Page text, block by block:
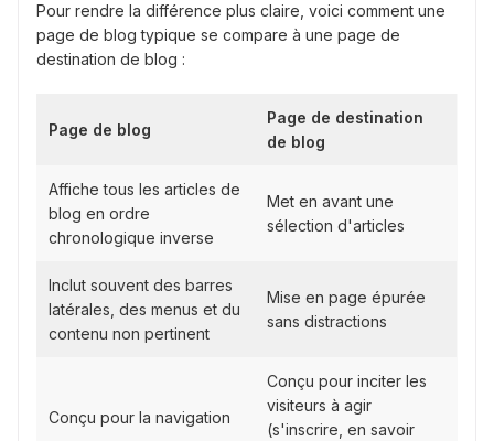
Pour rendre la différence plus claire, voici comment une
page de blog typique se compare à une page de
destination de blog :
Page de blog
Page de destination
de blog
Affiche tous les articles de
blog en ordre
chronologique inverse
Met en avant une
sélection d'articles
Inclut souvent des barres
latérales, des menus et du
contenu non pertinent
Mise en page épurée
sans distractions
Conçu pour la navigation
Conçu pour inciter les
visiteurs à agir
(s'inscrire, en savoir